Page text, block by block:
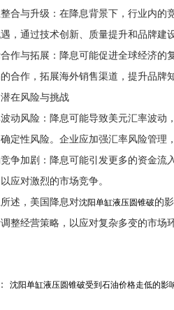
与升级‌：在降息背景下，行业内的竞
，通过技术创新、质量提升和品牌建
与拓展‌：降息可能促进全球经济的复
合作，拓展海外销售渠道，提升品牌
风险与挑战
风险‌：降息可能导致美元汇率波动，
定性风险。企业应加强汇率风险管理
加剧‌：降息可能引发更多的资金流入
应对激烈的市场竞争。
，美国降息对沈阳单缸液压圆锥破的
整经营策略，以应对复杂多变的市场环
沈阳单缸液压圆锥破受到石油价格走低的影